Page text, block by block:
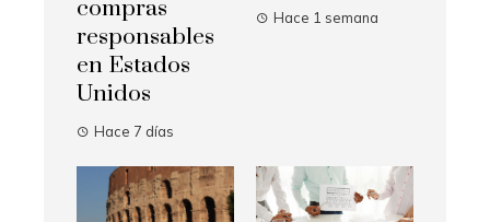
compras
responsables
en Estados
Unidos
Hace 7 días
Hace 1 semana